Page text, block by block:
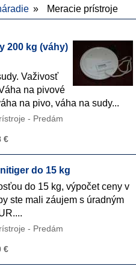
Meracie prístroje
200 kg (váhy)
Važivosť
na pivové
na pivo, váha na sudy...
- Predám
€
do 15 kg
do 15 kg, výpočet ceny v
ste mali záujem s úradným
- Predám
€